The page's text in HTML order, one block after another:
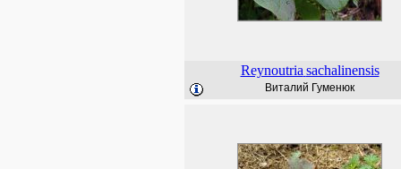
Reynoutria sachalinensis
Виталий Гуменюк